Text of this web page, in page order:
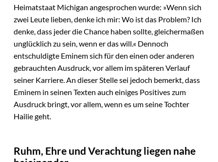
Heimatstaat Michigan angesprochen wurde: »Wenn sich
zwei Leute lieben, denke ich mir: Wo ist das Problem? Ich
denke, dass jeder die Chance haben sollte, gleichermaßen
unglücklich zu sein, wenn er das will.« Dennoch
entschuldigte Eminem sich für den einen oder anderen
gebrauchten Ausdruck, vor allem im späteren Verlauf
seiner Karriere. An dieser Stelle sei jedoch bemerkt, dass
Eminem in seinen Texten auch einiges Positives zum
Ausdruck bringt, vor allem, wenn es um seine Tochter
Hailie geht.
Ruhm, Ehre und Verachtung liegen nahe